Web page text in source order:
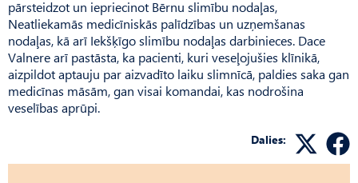
pārsteidzot un iepriecinot Bērnu slimību nodaļas,
Neatliekamās medicīniskās palīdzības un uzņemšanas
nodaļas, kā arī Iekšķīgo slimību nodaļas darbinieces. Dace
Valnere arī pastāsta, ka pacienti, kuri veseļojušies klīnikā,
aizpildot aptauju par aizvadīto laiku slimnīcā, paldies saka gan
medicīnas māsām, gan visai komandai, kas nodrošina
veselības aprūpi.
Dalies: